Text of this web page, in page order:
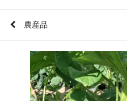
農産品